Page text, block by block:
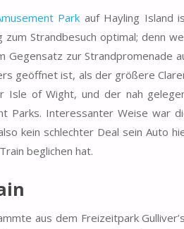
Park auf Hayling Island
zum Strandbesuch optimal; denn
Gegensatz zur
geöffnet ist, als der größere
Isle of Wight, und der nah
Parks. Interessanter Weise war
kein schlechter Deal sein Auto
beglichen hat.
aus dem Freizeitpark